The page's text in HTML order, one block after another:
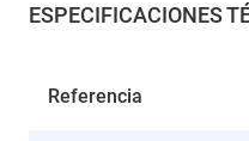
ESPECIFICACIONES
Referencia